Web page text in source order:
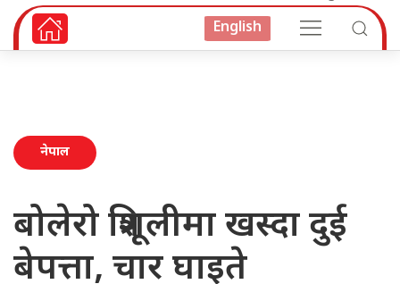
English
नेपाल
बोलेरो त्रिशूलीमा खस्दा दुई
बेपत्ता, चार घाइते